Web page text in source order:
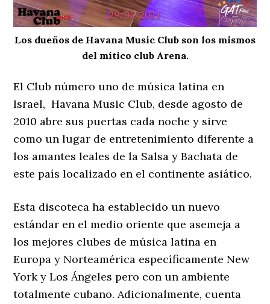
Los dueños de Havana Music Club son los mismos
del mítico club Arena.
El Club número uno de música latina en
Israel, Havana Music Club, desde agosto de
2010 abre sus puertas cada noche y sirve
como un lugar de entretenimiento diferente a
los amantes leales de la Salsa y Bachata de
este país localizado en el continente asiático.
Esta discoteca ha establecido un nuevo
estándar en el medio oriente que asemeja a
los mejores clubes de música latina en
Europa y Norteamérica específicamente New
York y Los Ángeles pero con un ambiente
totalmente cubano. Adicionalmente, cuenta